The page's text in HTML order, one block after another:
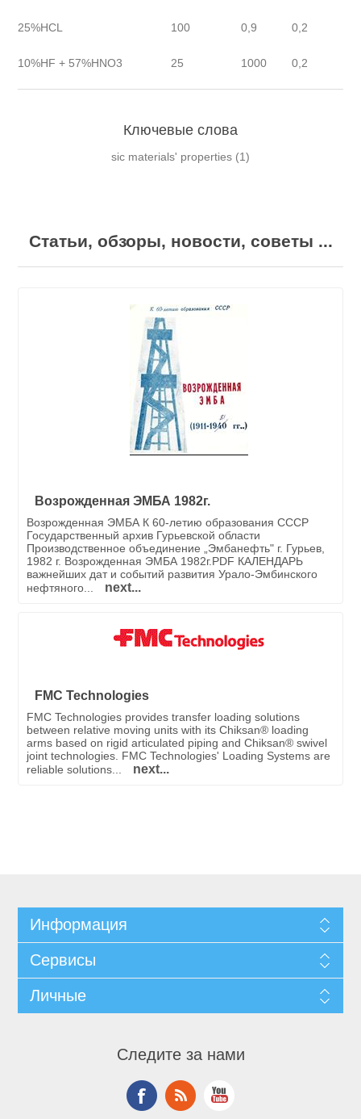
25%HCL 100 0,9 0,2
10%HF + 57%HNO3 25 1000 0,2
Ключевые слова
sic materials' properties (1)
Статьи, обзоры, новости, советы ...
Возрожденная ЭМБА 1982г.
Возрожденная ЭМБА К 60-летию образования СССР
Государственный архив Гурьевской области
Производственное объединение „Эмбанефть" г. Гурьев,
1982 г. Возрожденная ЭМБА 1982г.PDF КАЛЕНДАРЬ
важнейших дат и событий развития Урало-Эмбинского
нефтяного...
next...
FMC Technologies
FMC Technologies provides transfer loading solutions
between relative moving units with its Chiksan® loading
arms based on rigid articulated piping and Chiksan® swivel
joint technologies. FMC Technologies' Loading Systems are
reliable solutions...
next...
Информация
Сервисы
Личные
Следите за нами